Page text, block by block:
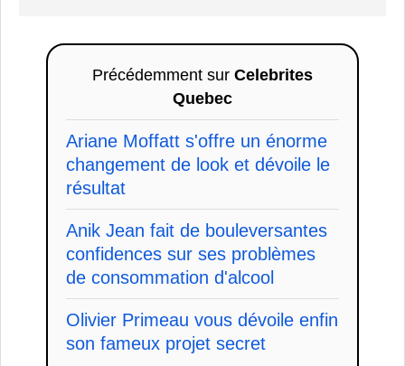
Précédemment sur Celebrites
Quebec
Ariane Moffatt s'offre un énorme
changement de look et dévoile le
résultat
Anik Jean fait de bouleversantes
confidences sur ses problèmes
de consommation d'alcool
Olivier Primeau vous dévoile enfin
son fameux projet secret